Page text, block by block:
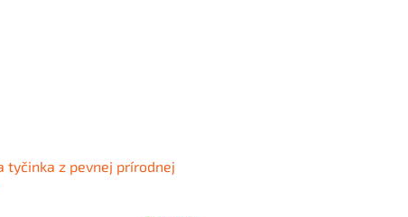
tyčinka z pevnej prírodnej